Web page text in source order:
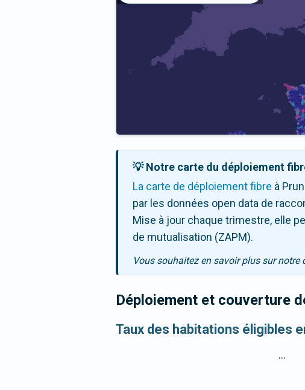
💡 Notre carte du déploiement
La carte de déploiement fibre à
par les données open data de
Mise à jour chaque trimestre, elle
de mutualisation (ZAPM).
Vous souhaitez en savoir plus sur notre
Déploiement et couverture
Taux des habitations éligibles
...